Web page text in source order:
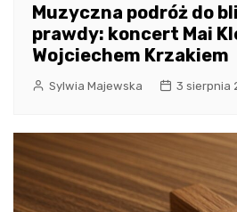
Muzyczna podróż do
prawdy: koncert Mai
Wojciechem Krzakiem
Sylwia Majewska 3 sierpnia